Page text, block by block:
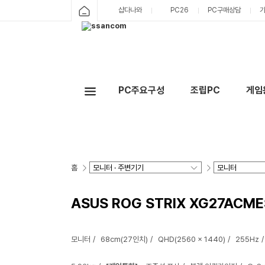
샵다나와 PC26 PC구매상담
PC주요구성 조립PC 게
홈
ASUS ROG STRIX
모니터 68cm(27인치) QHD(2560 x 1440) 255Hz